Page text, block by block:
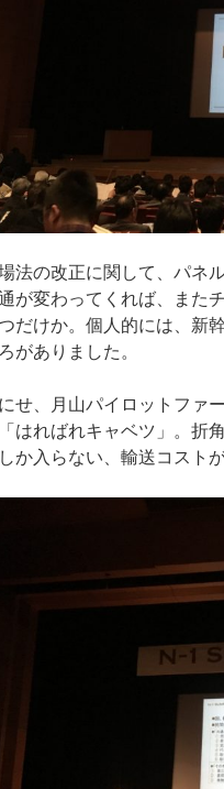
法の改正に関して、パネ
が変わってくれば、また
だけか。個人的には、新
がありました。
せ、月山パイロットファ
はればれキャベツ」。折
か入らない、輸送コスト